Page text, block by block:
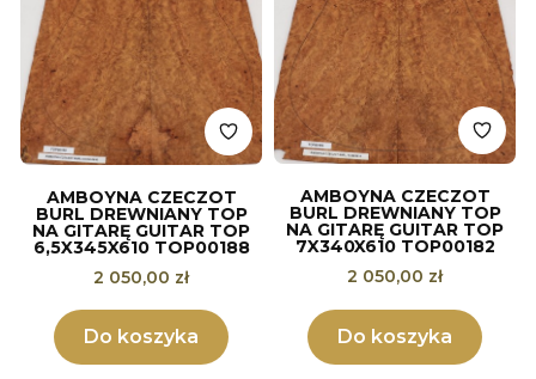
AMBOYNA CZECZOT
BURL DREWNIANY TOP
NA GITARĘ GUITAR TOP
6,5X345X610 TOP00188
Cena
2 050,00 zł
Do koszyka
AMBOYNA CZECZOT
BURL DREWNIANY TOP
NA GITARĘ GUITAR TOP
7X340X610 TOP00182
Cena
2 050,00 zł
Do koszyka